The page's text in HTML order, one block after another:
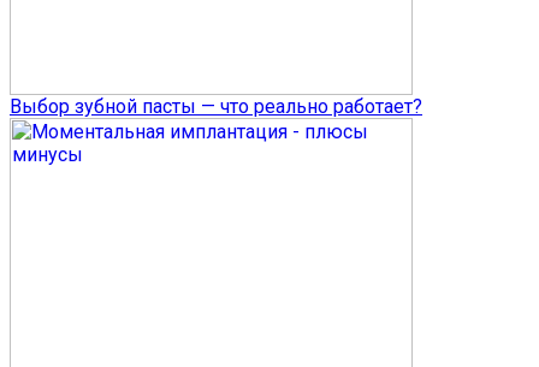
Выбор зубной пасты — что реально работает?